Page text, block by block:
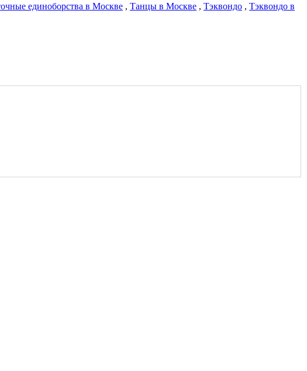
единоборства в Москве , Танцы в Москве , Тэквондо , Тэквондо в